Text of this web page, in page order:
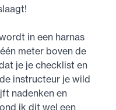
in een harnas
meter boven de
je je checklist en
instructeur je wild
nadenken en
ik dit wel een